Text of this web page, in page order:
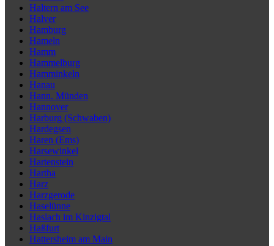
Haltern am See
Halver
Hamburg
Hameln
Hamm
Hammelburg
Hamminkeln
Hanau
Hann. Münden
Hannover
Harburg (Schwaben)
Hardegsen
Haren (Ems)
Harsewinkel
Hartenstein
Hartha
Harz
Harzgerode
Haselünne
Haslach im Kinzigtal
Haßfurt
Hattersheim am Main